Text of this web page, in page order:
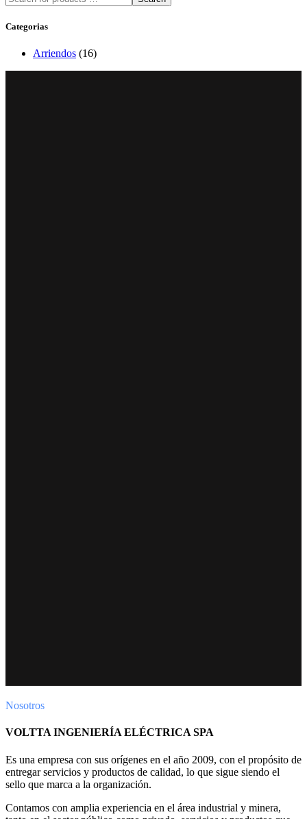
Categorias
Arriendos (16)
Nosotros
VOLTTA INGENIERÍA ELÉCTRICA SPA
Es una empresa con sus orígenes en el año 2009, con el propósito de
entregar servicios y productos de calidad, lo que sigue siendo el
sello que marca a la organización.
Contamos con amplia experiencia en el área industrial y minera,